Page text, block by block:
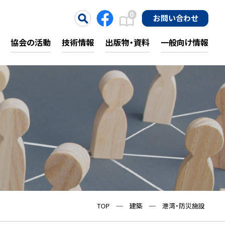
協会の活動 技術情報 出版物・資料 一般向け情報
0 お問い合わせ
TOP ─ 建築 ─ 港湾・防災施設